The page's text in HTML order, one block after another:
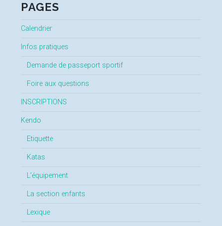
PAGES
Calendrier
Infos pratiques
Demande de passeport sportif
Foire aux questions
INSCRIPTIONS
Kendo
Etiquette
Katas
L’équipement
La section enfants
Lexique